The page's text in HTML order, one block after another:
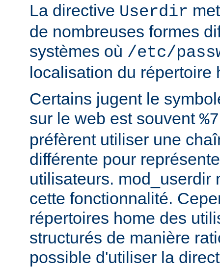
La directive Userdir
de nombreuses formes
systèmes où /etc/
localisation du répertoire
Certains jugent le
sur le web est souvent
préfèrent utiliser une
différente pour
utilisateurs. mod_userdir
cette fonctionnalité.
répertoires home des
structurés de manière
possible d'utiliser la